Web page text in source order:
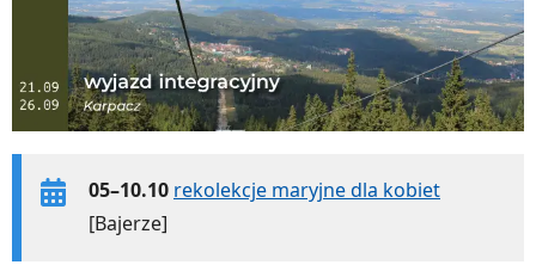
05–10.10 rekolekcje maryjne dla kobiet
[Bajerze]